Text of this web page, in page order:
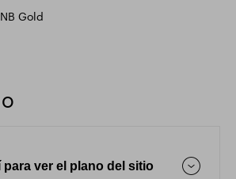
Gold
para ver el plano del sitio